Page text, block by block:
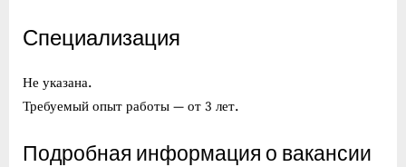
Специализация
Не указана.
Требуемый опыт работы — от 3 лет.
Подробная информация о вакансии